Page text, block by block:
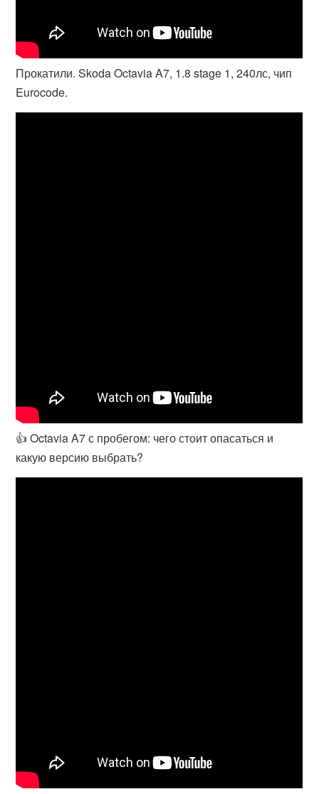
Прокатили. Skoda Octavia A7, 1.8 stage 1, 240лс, чип
Eurocode.
👍 Octavia A7 с пробегом: чего стоит опасаться и
какую версию выбрать?